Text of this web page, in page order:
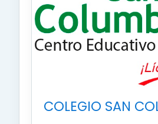
COLEGIO SAN